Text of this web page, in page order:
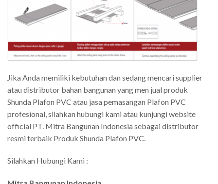
Jika Anda memiliki kebutuhan dan sedang mencari supplier
atau distributor bahan bangunan yang men jual produk
Shunda Plafon PVC atau jasa pemasangan Plafon PVC
profesional, silahkan hubungi kami atau kunjungi website
official PT. Mitra Bangunan Indonesia sebagai distributor
resmi terbaik Produk Shunda Plafon PVC.
Silahkan Hubungi Kami :